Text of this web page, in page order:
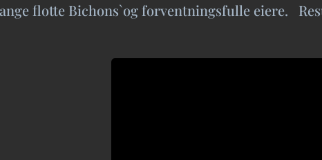
flotte Bichons`og forventningsfulle eiere.